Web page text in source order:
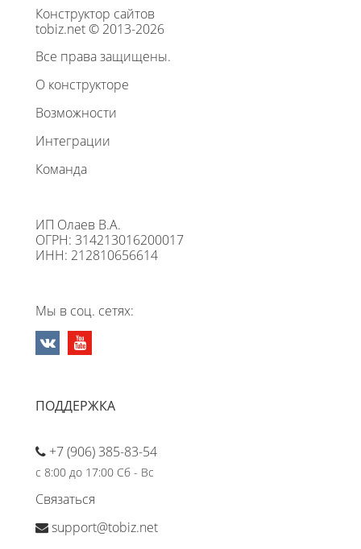
Конструктор сайтов
tobiz.net © 2013-2026
Все права защищены.
О конструкторе
Возможности
Интеграции
Команда
ИП Олаев В.А.
ОГРН: 314213016200017
ИНН: 212810656614
Мы в соц. сетях:
ПОДДЕРЖКА
+7 (906) 385-83-54
с 8:00 до 17:00 Сб - Вс
Связаться
support@tobiz.net